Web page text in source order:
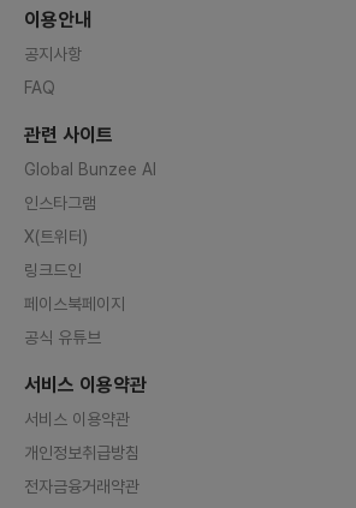
이용안내
공지사항
FAQ
관련 사이트
Global Bunzee AI
인스타그램
X(트위터)
링크드인
페이스북페이지
공식 유튜브
서비스 이용약관
서비스 이용약관
개인정보취급방침
전자금융거래약관